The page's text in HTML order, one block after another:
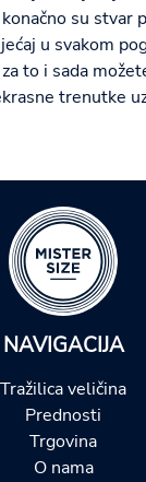
su stvar
u svakom
to i sada
trenutke
NAVIGACIJA
Tražilica veličina
Prednosti
Trgovina
O nama